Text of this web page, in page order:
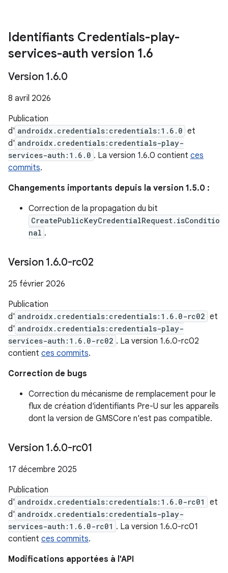
Identifiants Credentials-play-
services-auth version 1.6
Version 1.6.0
8 avril 2026
Publication
d' androidx.credentials:credentials:1.6.0 et
d' androidx.credentials:credentials-play-
services-auth:1.6.0 . La version 1.6.0 contient ces
commits.
Changements importants depuis la version 1.5.0 :
Correction de la propagation du bit
CreatePublicKeyCredentialRequest.isConditio
nal .
Version 1.6.0-rc02
25 février 2026
Publication
d' androidx.credentials:credentials:1.6.0-rc02 et
d' androidx.credentials:credentials-play-
services-auth:1.6.0-rc02 . La version 1.6.0-rc02
contient ces commits.
Correction de bugs
Correction du mécanisme de remplacement pour le
flux de création d'identifiants Pre-U sur les appareils
dont la version de GMSCore n'est pas compatible.
Version 1.6.0-rc01
17 décembre 2025
Publication
d' androidx.credentials:credentials:1.6.0-rc01
et
d' androidx.credentials:credentials-play-
services-auth:1.6.0-rc01 . La version 1.6.0-rc01
contient ces commits.
Modifications apportées à l'API